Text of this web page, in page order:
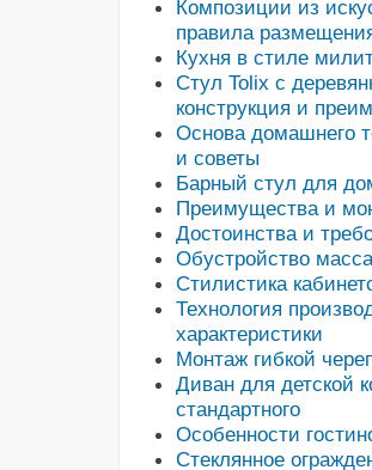
Композиции из
правила
Кухня в стиле
Стул Tolix с
конструкция и
Основа домашнего
и советы
Барный стул для
Преимущества и
Достоинства и
Обустройство
Стилистика
Технология
характеристики
Монтаж гибкой
Диван для детской
стандартного
Особенности
Стеклянное